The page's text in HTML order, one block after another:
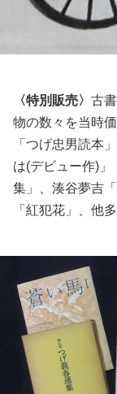
〈特別販売〉 古
物の数々を当時
「つげ忠男読本
は(デビュー作)
集」、湊谷夢吉
「紅犯花」、他多